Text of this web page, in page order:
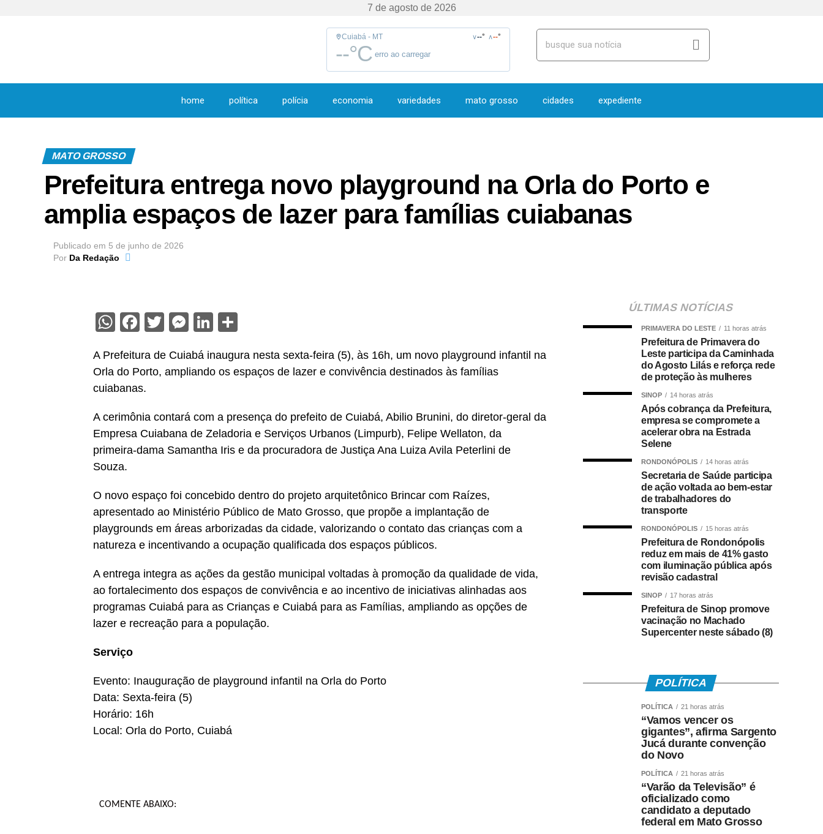
Cuiabá - MT ∨--° ∧--°
--°C erro ao carregar
home política polícia economia variedades mato grosso cidades expediente
7 de agosto de 2026
MATO GROSSO
Prefeitura entrega novo playground na Orla do Porto e
amplia espaços de lazer para famílias cuiabanas
Publicado em 5 de junho de 2026
Por Da Redação
WhatsApp
Facebook
Twitter
Messenger
LinkedIn
A Prefeitura de Cuiabá inaugura nesta sexta-feira (5), às 16h, um novo playground infantil na
Orla do Porto, ampliando os espaços de lazer e convivência destinados às famílias
cuiabanas.
A cerimônia contará com a presença do prefeito de Cuiabá, Abilio Brunini, do diretor-geral da
Empresa Cuiabana de Zeladoria e Serviços Urbanos (Limpurb), Felipe Wellaton, da
primeira-dama Samantha Iris e da procuradora de Justiça Ana Luiza Avila Peterlini de
Souza.
O novo espaço foi concebido dentro do projeto arquitetônico Brincar com Raízes,
apresentado ao Ministério Público de Mato Grosso, que propõe a implantação de
playgrounds em áreas arborizadas da cidade, valorizando o contato das crianças com a
natureza e incentivando a ocupação qualificada dos espaços públicos.
A entrega integra as ações da gestão municipal voltadas à promoção da qualidade de vida,
ao fortalecimento dos espaços de convivência e ao incentivo de iniciativas alinhadas aos
programas Cuiabá para as Crianças e Cuiabá para as Famílias, ampliando as opções de
lazer e recreação para a população.
Serviço
Evento: Inauguração de playground infantil na Orla do Porto
Data: Sexta-feira (5)
Horário: 16h
Local: Orla do Porto, Cuiabá
COMENTE ABAIXO:
ÚLTIMAS NOTÍCIAS
PRIMAVERA DO LESTE 11 horas atrás
Prefeitura de Primavera do
Leste participa da Caminhada
do Agosto Lilás e reforça rede
de proteção às mulheres
SINOP 14 horas atrás
Após cobrança da Prefeitura,
empresa se compromete a
acelerar obra na Estrada
Selene
RONDONÓPOLIS 14 horas atrás
Secretaria de Saúde participa
de ação voltada ao bem-estar
de trabalhadores do
transporte
RONDONÓPOLIS 15 horas atrás
Prefeitura de Rondonópolis
reduz em mais de 41% gasto
com iluminação pública após
revisão cadastral
SINOP 17 horas atrás
Prefeitura de Sinop promove
vacinação no Machado
Supercenter neste sábado (8)
POLÍTICA
POLÍTICA 21 horas atrás
“Vamos vencer os
gigantes”, afirma Sargento
Jucá durante convenção
do Novo
POLÍTICA 21 horas atrás
“Varão da Televisão” é
oficializado como
candidato a deputado
federal em Mato Grosso